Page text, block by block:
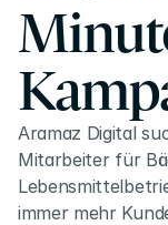
Aramaz Digital
Mitarbeiter für
immer mehr